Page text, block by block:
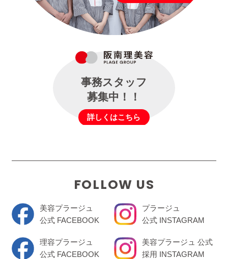
事務スタッフ
募集中！！
詳しくはこちら
FOLLOW US
美容プラージュ
公式 FACEBOOK
理容プラージュ
公式 FACEBOOK
プラージュ
公式 INSTAGRAM
美容プラージュ 公式
採用 INSTAGRAM